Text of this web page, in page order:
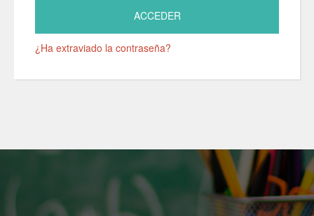
¿Ha extraviado la contraseña?